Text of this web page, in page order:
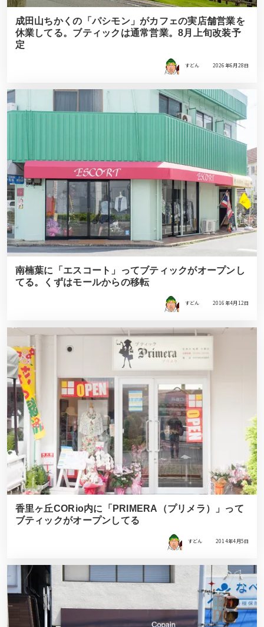
成田山ちかくの「パシモン」がカフェの実店舗営業を
休業してる。ブティックは通常営業。8月上旬改装予
定
すどん 2026年6月28日
南楠葉に「エスコート」ってブティックがオープンし
てる。くずはモールからの移転
すどん 2016年4月12日
香里ヶ丘CORio内に「PRIMERA（プリメラ）」って
ブティックがオープンしてる
すどん 2014年4月5日